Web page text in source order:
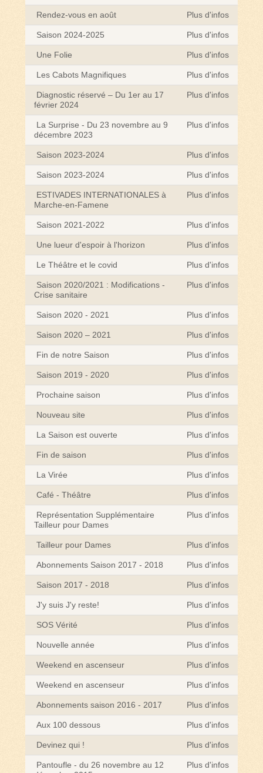
Rendez-vous en août Plus d'infos
Saison 2024-2025 Plus d'infos
Une Folie Plus d'infos
Les Cabots Magnifiques Plus d'infos
Diagnostic réservé – Du 1er au 17
février 2024
Plus d'infos
La Surprise - Du 23 novembre au 9
décembre 2023
Plus d'infos
Saison 2023-2024 Plus d'infos
Saison 2023-2024 Plus d'infos
ESTIVADES INTERNATIONALES à
Marche-en-Famene
Plus d'infos
Saison 2021-2022 Plus d'infos
Une lueur d'espoir à l'horizon Plus d'infos
Le Théâtre et le covid Plus d'infos
Saison 2020/2021 : Modifications -
Crise sanitaire
Plus d'infos
Saison 2020 - 2021 Plus d'infos
Saison 2020 – 2021 Plus d'infos
Fin de notre Saison Plus d'infos
Saison 2019 - 2020 Plus d'infos
Prochaine saison Plus d'infos
Nouveau site Plus d'infos
La Saison est ouverte Plus d'infos
Fin de saison Plus d'infos
La Virée Plus d'infos
Café - Théâtre Plus d'infos
Représentation Supplémentaire
Tailleur pour Dames
Plus d'infos
Tailleur pour Dames Plus d'infos
Abonnements Saison 2017 - 2018 Plus d'infos
Saison 2017 - 2018 Plus d'infos
J'y suis J'y reste! Plus d'infos
SOS Vérité Plus d'infos
Nouvelle année Plus d'infos
Weekend en ascenseur Plus d'infos
Weekend en ascenseur Plus d'infos
Abonnements saison 2016 - 2017 Plus d'infos
Aux 100 dessous Plus d'infos
Devinez qui ! Plus d'infos
Pantoufle - du 26 novembre au 12
Plus d'infos